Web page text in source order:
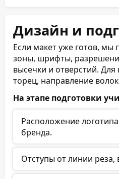
Дизайн и
Если макет уже готов,
зоны, шрифты,
высечки и отверстий.
торец, направление
На этапе подготовки
Расположение
бренда.
Отступы от линии реза,